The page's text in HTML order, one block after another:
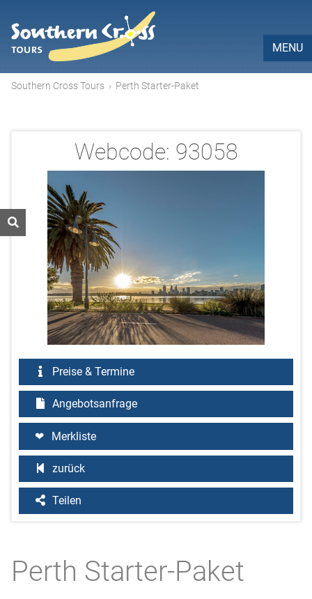
MENU
Southern Cross Tours › Perth Starter-Paket
Webcode: 93058
Preise & Termine
Angebotsanfrage
Merkliste
zurück
Teilen
Perth Starter-Paket